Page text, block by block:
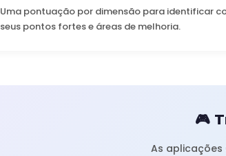
Uma pontuação por dimensão para identificar
seus pontos fortes e áreas de melhoria.
🎮
As aplicações